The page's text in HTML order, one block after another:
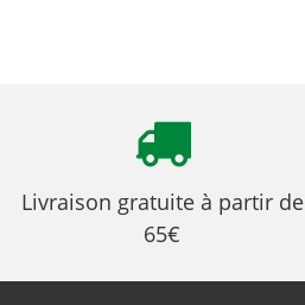
Livraison gratuite à partir de
65€